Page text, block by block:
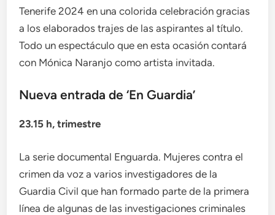
Tenerife 2024 en una colorida celebración gracias
a los elaborados trajes de las aspirantes al título.
Todo un espectáculo que en esta ocasión contará
con Mónica Naranjo como artista invitada.
Nueva entrada de ‘En Guardia’
23.15 h, trimestre
La serie documental Enguarda. Mujeres contra el
crimen da voz a varios investigadores de la
Guardia Civil que han formado parte de la primera
línea de algunas de las investigaciones criminales